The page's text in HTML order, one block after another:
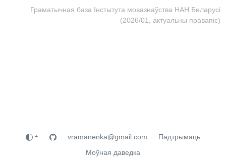
Граматычная база Інстытута мовазнаўства НАН Беларусі
(2026/01, актуальны правапіс)
vramanenka@gmail.com
Падтрымаць
Моўная даведка